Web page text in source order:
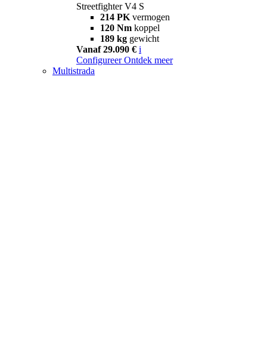
Streetfighter V4 S
214 PK vermogen
120 Nm koppel
189 kg gewicht
Vanaf 29.090 € i
Configureer Ontdek meer
Multistrada